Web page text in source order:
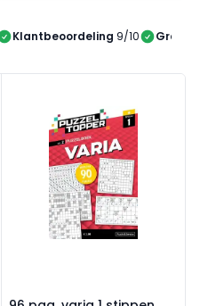
Klantbeoordeling 9/10 Gratis